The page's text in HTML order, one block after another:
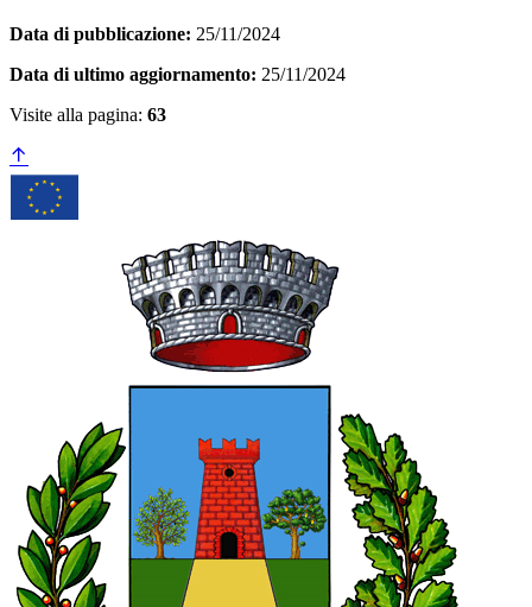
Data di pubblicazione: 25/11/2024
Data di ultimo aggiornamento: 25/11/2024
Visite alla pagina: 63